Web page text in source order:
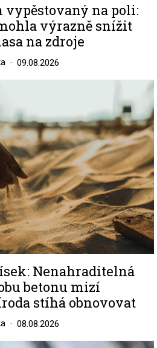
na poli:
výrazně snížit
na zdroje
09.08.2026
Nenahraditelná
betonu mizí
stíhá obnovovat
08.08.2026